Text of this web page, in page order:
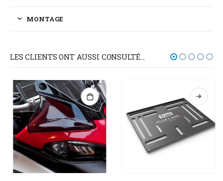
MONTAGE
LES CLIENTS ONT AUSSI CONSULTÉ…